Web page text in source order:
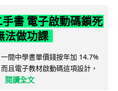
書 電子啟動碼鎖死
法做功課
間中學書單價錢按年加 14.7%
且電子教材啟動碼這項設計，
閱讀全文